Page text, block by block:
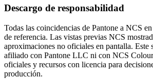
Descargo de responsabilidad
Todas las coincidencias de Pantone a NCS
de referencia. Las vistas previas NCS
aproximaciones no oficiales en pantalla. Este
afiliado con Pantone LLC ni con NCS
oficiales y recursos con licencia para
producción.